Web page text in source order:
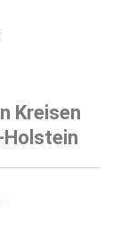
Kreisen
Holstein